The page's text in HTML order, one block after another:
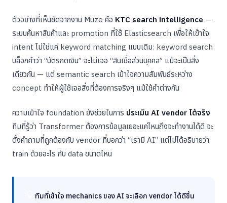
ตัวอย่างที่เห็นชัดจากงาน Muze คือ KTC search intelligence —
ระบบค้นหาสินค้าและ promotion ที่ใช้ Elasticsearch เพื่อให้เข้าใจ
intent ไม่ใช่แค่ keyword matching แบบเดิม: keyword search
บล็อกคำว่า “บัตรกดเงิน” จะไม่เจอ “สินเชื่อส่วนบุคคล” แม้จะเป็นสิ่ง
เดียวกัน — แต่ semantic search เข้าใจความสัมพันธ์ระหว่าง
concept ทำให้ผู้ใช้เจอสิ่งที่ต้องการจริงๆ แม้ใช้คำต่างกัน
ความเข้าใจ foundation ยังช่วยในการ ประเมิน AI vendor ได้จริง
ทีมที่รู้ว่า Transformer ต้องการข้อมูลเยอะแค่ไหนถึงจะทำงานได้ดี จะ
ตั้งคำถามที่ถูกต้องกับ vendor ที่บอกว่า “เรามี AI” แต่ไม่ได้อธิบายว่า
train ด้วยอะไร กับ data ขนาดไหน
ทีมที่เข้าใจ mechanics ของ AI จะเลือก vendor ได้ดีขึ้น